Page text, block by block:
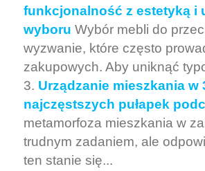
funkcjonalność z estetyką i
wyboru Wybór mebli do
wyzwanie, które często
zakupowych. Aby uniknąć
Urządzanie mieszkania
najczęstszych pułapek
metamorfoza mieszkania w
trudnym zadaniem, ale
ten stanie się...